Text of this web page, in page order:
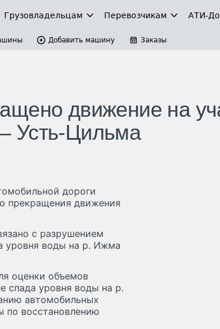
Грузовладельцам Перевозчикам АТИ-
Добавить машину Заказы
движение на
Усть-Цильма
дороги
прекращения движения
с разрушением
уровня воды на р. Ижма
оценки объемов
спада уровня воды на р.
автомобильных
по восстановлению